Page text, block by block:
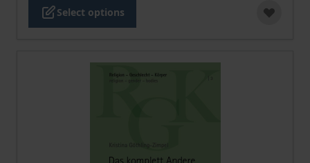
Select options